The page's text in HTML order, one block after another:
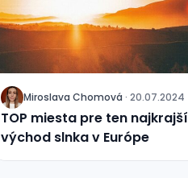
J Miroslava Chomová · 20.07.2024
TOP miesta pre ten najkrajší
východ slnka v Európe